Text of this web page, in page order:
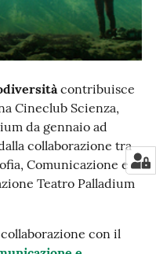
contribuisce
Cineclub Scienza,
da gennaio ad
collaborazione tra
Comunicazione e
Teatro Palladium
con il